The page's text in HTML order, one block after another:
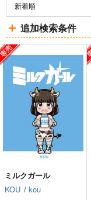
追加検索条件
ミルクガール
KOU / kou